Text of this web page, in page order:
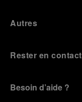
Autres
Rester en contact
Besoin d’aide ?